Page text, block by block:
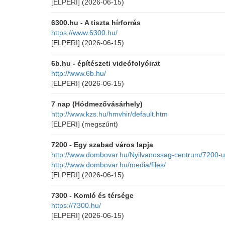
[ELPERI] (2026-06-15)
6300.hu - A tiszta hírforrás
https://www.6300.hu/
[ELPERI] (2026-06-15)
6b.hu - építészeti videófolyóirat
http://www.6b.hu/
[ELPERI] (2026-06-15)
7 nap (Hódmezővásárhely)
http://www.kzs.hu/hmvhir/default.htm
[ELPERI] (megszűnt)
7200 - Egy szabad város lapja
http://www.dombovar.hu/Nyilvanossag-centrum/7200-
http://www.dombovar.hu/media/files/
[ELPERI] (2026-06-15)
7300 - Komló és térsége
https://7300.hu/
[ELPERI] (2026-06-15)